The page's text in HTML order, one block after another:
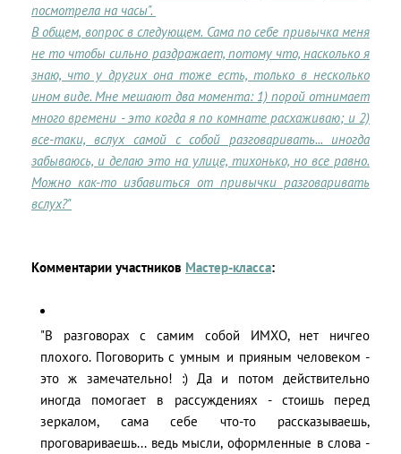
посмотрела на часы".
В общем, вопрос в следующем. Сама по себе привычка меня
не то чтобы сильно раздражает, потому что, насколько я
знаю, что у других она тоже есть, только в несколько
ином виде. Мне мешают два момента: 1) порой отнимает
много времени - это когда я по комнате расхаживаю; и 2)
все-таки, вслух самой с собой разговаривать... иногда
забываюсь, и делаю это на улице, тихонько, но все равно.
Можно как-то избавиться от привычки разговаривать
вслух?"
Комментарии участников Мастер-класса:
"В разговорах с самим собой ИМХО, нет ничгео
плохого. Поговорить с умным и прияным человеком -
это ж замечательно! :) Да и потом действительно
иногда помогает в рассуждениях - стоишь перед
зеркалом, сама себе что-то рассказываешь,
проговариваешь... ведь мысли, оформленные в слова -